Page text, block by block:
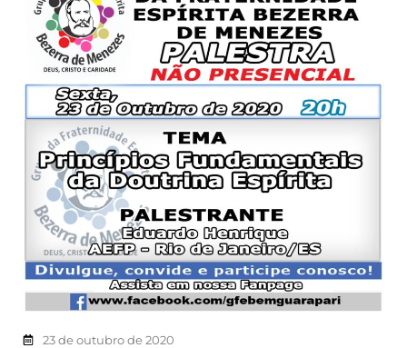
23 de outubro de 2020